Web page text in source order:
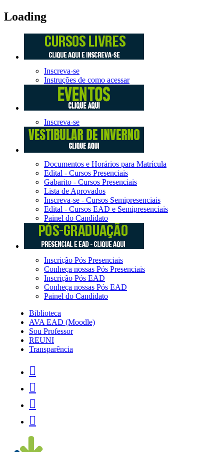
Loading
Inscreva-se
Instruções de como acessar
Inscreva-se
Documentos e Horários para Matrícula
Edital - Cursos Presenciais
Gabarito - Cursos Presenciais
Lista de Aprovados
Inscreva-se - Cursos Semipresenciais
Edital - Cursos EAD e Semipresenciais
Painel do Candidato
Inscrição Pós Presenciais
Conheça nossas Pós Presenciais
Inscrição Pós EAD
Conheça nossas Pós EAD
Painel do Candidato
Biblioteca
AVA EAD (Moodle)
Sou Professor
REUNI
Transparência



